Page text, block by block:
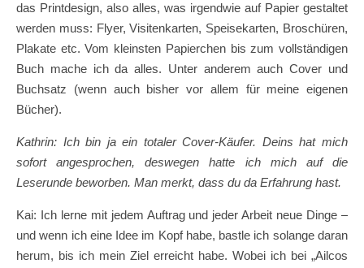
das Printdesign, also alles, was irgendwie auf Papier gestaltet
werden muss: Flyer, Visitenkarten, Speisekarten, Broschüren,
Plakate etc. Vom kleinsten Papierchen bis zum vollständigen
Buch mache ich da alles. Unter anderem auch Cover und
Buchsatz (wenn auch bisher vor allem für meine eigenen
Bücher).
Kathrin: Ich bin ja ein totaler Cover-Käufer. Deins hat mich
sofort angesprochen, deswegen hatte ich mich auf die
Leserunde beworben. Man merkt, dass du da Erfahrung hast.
Kai: Ich lerne mit jedem Auftrag und jeder Arbeit neue Dinge –
und wenn ich eine Idee im Kopf habe, bastle ich solange daran
herum, bis ich mein Ziel erreicht habe. Wobei ich bei „Ailcos